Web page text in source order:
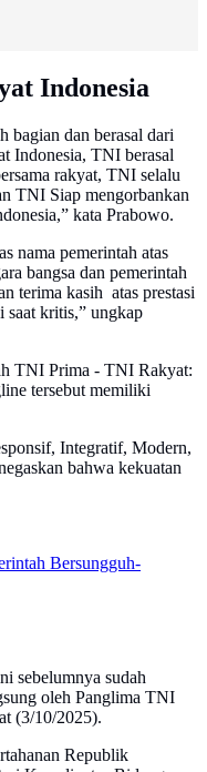
Indonesia
bagian dan berasal dari
Indonesia, TNI berasal
rakyat, TNI selalu
TNI Siap mengorbankan
kata Prabowo.
nama pemerintah atas
bangsa dan pemerintah
terima kasih atas prestasi
kritis,” ungkap
TNI Prima - TNI Rakyat:
tersebut memiliki
Integratif, Modern,
bahwa kekuatan
Bersungguh-
sebelumnya sudah
oleh Panglima TNI
(3/10/2025).
Republik